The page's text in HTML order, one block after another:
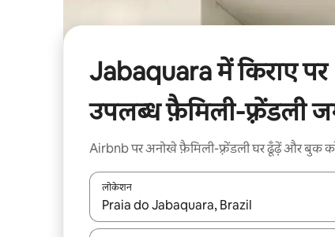
Jabaquara में किराए पर
उपलब्ध फ़ैमिली-फ़्रेंडली
Airbnb पर अनोखे फ़ैमिली-फ़्रेंडली घर ढूँढ़ें और बुक
लोकेशन
नतीजों के उपलब्ध होने पर, अप और डाउन 'ऐरो की' का